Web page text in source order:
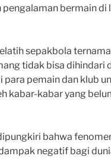
bermain di
sepakbola
tidak bisa dihindari
para pemain dan klub
kabar-kabar yang
bahwa
negatif bagi